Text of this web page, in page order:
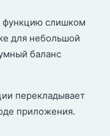
функцию слишком
для небольшой
баланс
перекладывает
приложения.